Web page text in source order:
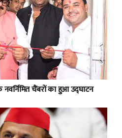
चैंबरों का हुआ उद्घाटन